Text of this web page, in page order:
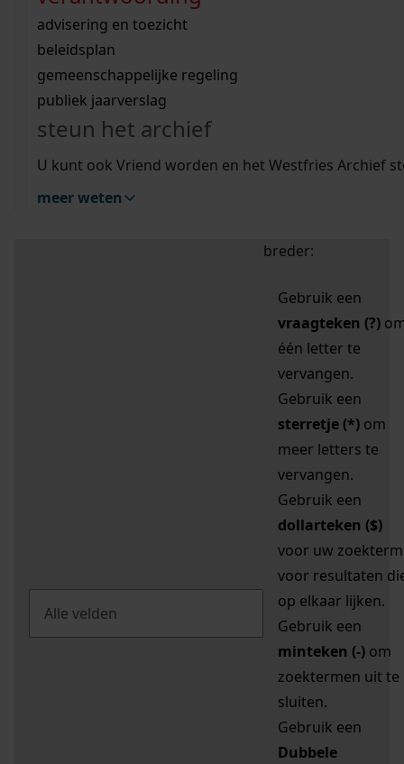
bouwvergunningen
omgevingsvergunningen
vergunningen
beeld en geluid
uitleg nodig?
Wij helpen u op weg met een aantal zoektips.
bekijk alle zoektips
Wij helpen u op weg met een aantal zoektips.
bekijk alle zoektips
bekijk ons geschiedenislokaal
advisering en toezicht
beleidsplan
gemeenschappelijke regeling
publiek jaarverslag
steun het archief
U kunt ook Vriend worden en het Westfries Archief
meer weten
zoektips
Mijn Studiezaal (inloggen)
uw zoekopdracht te
breder:
Gebruik een
vraagteken (?)
één letter te
vervangen.
Gebruik een
sterretje (*) om
meer letters te
vervangen.
Gebruik een
dollarteken ($)
voor uw zoekterm
voor resultaten
op elkaar lijken.
Gebruik een
minteken (-) om
zoektermen uit te
sluiten.
Gebruik een
Dubbele